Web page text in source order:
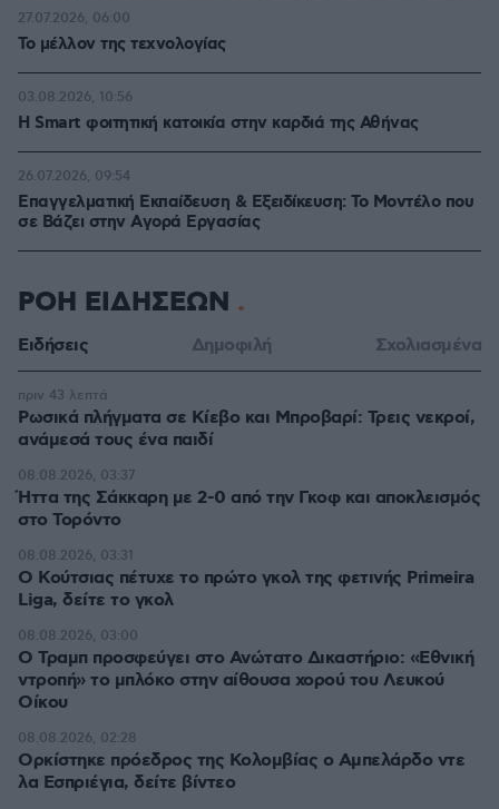
Το μέλλον της τεχνολογίας
27.07.2026, 06:00
Η Smart φοιτητική κατοικία στην καρδιά της Αθήνας
03.08.2026, 10:56
Επαγγελματική Εκπαίδευση & Εξειδίκευση: Το Mοντέλο που
σε Bάζει στην Aγορά Eργασίας
26.07.2026, 09:54
ΡΟΗ ΕΙΔΗΣΕΩΝ
Ειδήσεις Δημοφιλή Σχολιασμένα
Ρωσικά πλήγματα σε Κίεβο και Μπροβαρί: Τρεις νεκροί,
ανάμεσά τους ένα παιδί
πριν 43 λεπτά
Ήττα της Σάκκαρη με 2-0 από την Γκοφ και αποκλεισμός
στο Τορόντο
08.08.2026, 03:37
Ο Κούτσιας πέτυχε το πρώτο γκολ της φετινής Primeira
Liga, δείτε το γκολ
08.08.2026, 03:31
Ο Τραμπ προσφεύγει στο Ανώτατο Δικαστήριο: «Εθνική
ντροπή» το μπλόκο στην αίθουσα χορού του Λευκού
Οίκου
08.08.2026, 03:00
Ορκίστηκε πρόεδρος της Κολομβίας ο Αμπελάρδο ντε
λα Εσπριέγια, δείτε βίντεο
08.08.2026, 02:28